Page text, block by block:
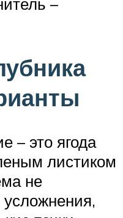
– это ягода
листиком
не
усложнения,